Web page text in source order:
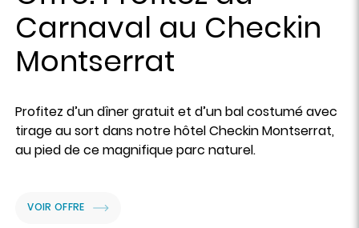
Carnaval au Checkin
Montserrat
Profitez d’un dîner gratuit et d’un bal costumé avec
tirage au sort dans notre hôtel Checkin Montserrat,
au pied de ce magnifique parc naturel.
VOIR OFFRE